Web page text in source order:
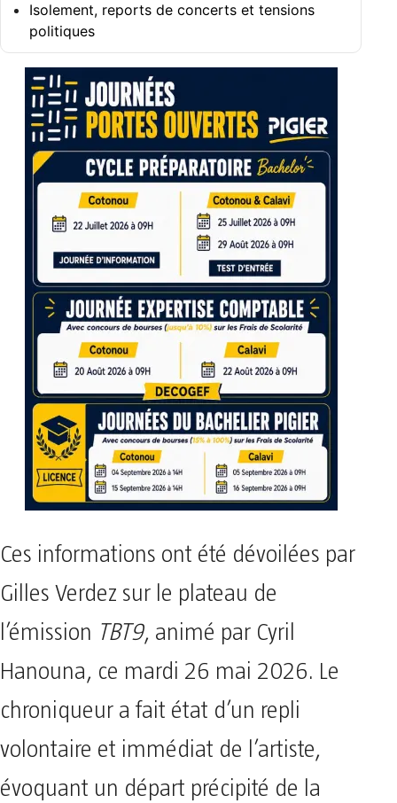
Isolement, reports de concerts et tensions
politiques
Ces informations ont été dévoilées par
Gilles Verdez sur le plateau de
l’émission TBT9, animé par Cyril
Hanouna, ce mardi 26 mai 2026. Le
chroniqueur a fait état d’un repli
volontaire et immédiat de l’artiste,
évoquant un départ précipité de la